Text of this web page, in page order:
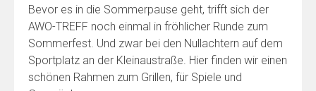
Bevor es in die Sommerpause geht, trifft sich der
AWO-TREFF noch einmal in fröhlicher Runde zum
Sommerfest. Und zwar bei den Nullachtern auf dem
Sportplatz an der Kleinaustraße. Hier finden wir einen
schönen Rahmen zum Grillen, für Spiele und